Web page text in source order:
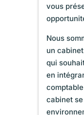
vous
Nous
un
qui
en
cabinet